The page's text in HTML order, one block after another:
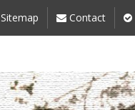
Sitemap Contact